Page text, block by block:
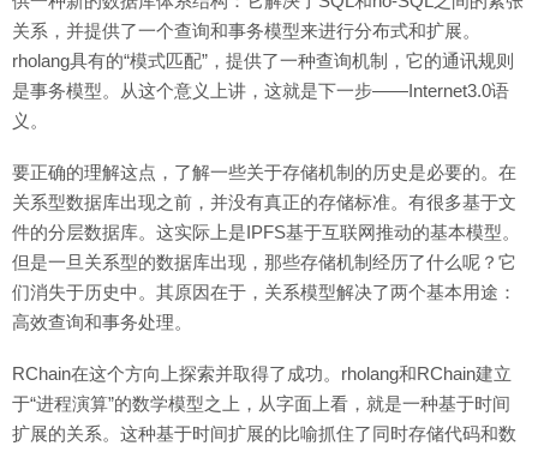
关系，并提供了一个查询和事务模型来进行分布式和扩展。
rholang具有的“模式匹配”，提供了一种查询机制，它的通讯规则
是事务模型。从这个意义上讲，这就是下一步——Internet3.0语
义。
要正确的理解这点，了解一些关于存储机制的历史是必要的。在
关系型数据库出现之前，并没有真正的存储标准。有很多基于文
件的分层数据库。这实际上是IPFS基于互联网推动的基本模型。
但是一旦关系型的数据库出现，那些存储机制经历了什么呢？它
们消失于历史中。其原因在于，关系模型解决了两个基本用途：
高效查询和事务处理。
RChain在这个方向上探索并取得了成功。rholang和RChain建立
于“进程演算”的数学模型之上，从字面上看，就是一种基于时间
扩展的关系。这种基于时间扩展的比喻抓住了同时存储代码和数